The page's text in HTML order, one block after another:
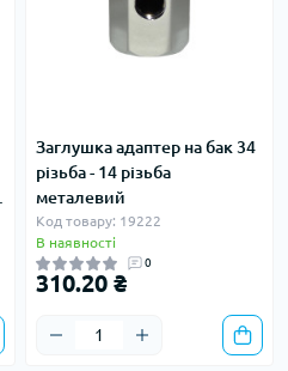
Заглушка адаптер на бак 34
різьба - 14 різьба
металевий
Код товару: 19222
В наявності
0
310.20 ₴